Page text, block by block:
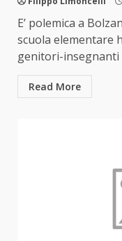
E’ polemica a
scuola elementare
genitori-insegnanti
Read More